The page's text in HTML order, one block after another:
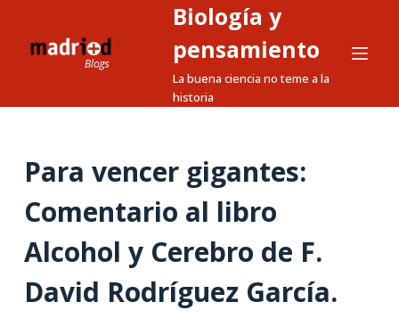
a
n
Biología y
pensamiento
La buena ciencia no teme a la
historia
Para vencer gigantes:
Comentario al libro
Alcohol y Cerebro de F.
David Rodríguez García.